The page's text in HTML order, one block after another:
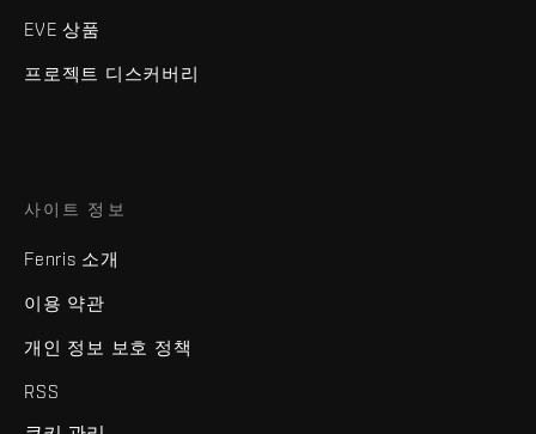
EVE 상품
프로젝트 디스커버리
사이트 정보
Fenris 소개
이용 약관
개인 정보 보호 정책
RSS